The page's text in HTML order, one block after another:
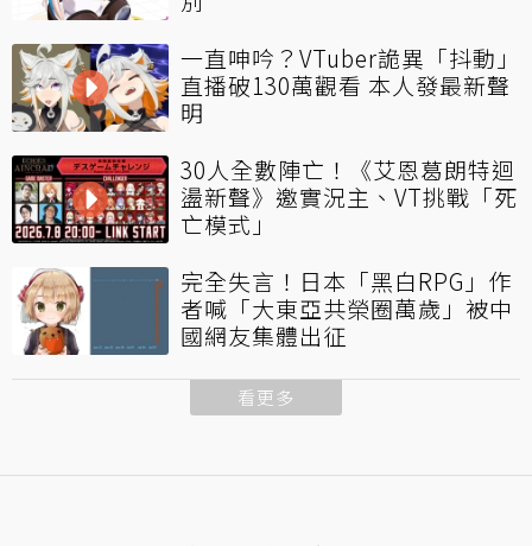
一直呻吟？VTuber詭異「抖動」
直播破130萬觀看 本人發最新聲
明
30人全數陣亡！《艾恩葛朗特迴
盪新聲》邀實況主、VT挑戰「死
亡模式」
完全失言！日本「黑白RPG」作
者喊「大東亞共榮圈萬歲」被中
國網友集體出征
看更多